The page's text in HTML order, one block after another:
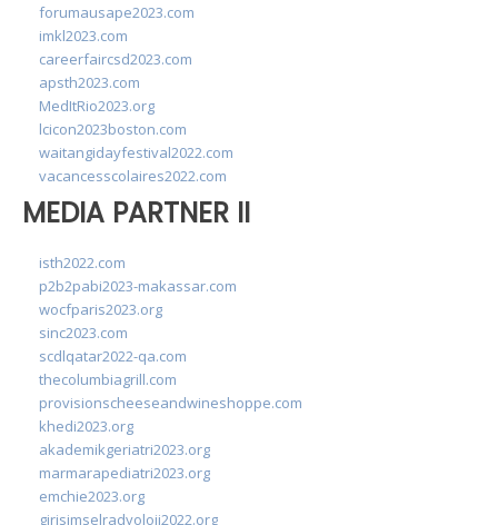
forumausape2023.com
imkl2023.com
careerfaircsd2023.com
apsth2023.com
MedItRio2023.org
lcicon2023boston.com
waitangidayfestival2022.com
vacancesscolaires2022.com
MEDIA PARTNER II
isth2022.com
p2b2pabi2023-makassar.com
wocfparis2023.org
sinc2023.com
scdlqatar2022-qa.com
thecolumbiagrill.com
provisionscheeseandwineshoppe.com
khedi2023.org
akademikgeriatri2023.org
marmarapediatri2023.org
emchie2023.org
girisimselradyoloji2022.org